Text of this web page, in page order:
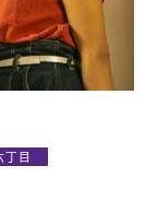
丁目